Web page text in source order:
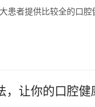
患者提供比较全的口
让你的口腔健